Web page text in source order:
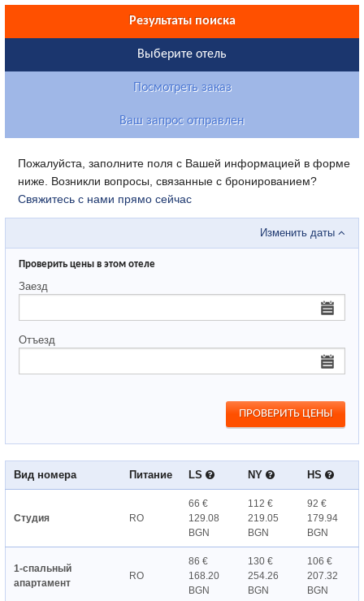
Результаты поиска
Выберите отель
Посмотреть заказ
Ваш запрос отправлен
Пожалуйста, заполните поля с Вашей информацией в форме
ниже. Возникли вопросы, связанные с бронированием?
Свяжитесь с нами прямо сейчас
Изменить даты
Проверить цены в этом отеле
Заезд
Отъезд
Вид номера Питание LS NY HS
Студия RO
66 €
129.08
BGN
112 €
219.05
BGN
92 €
179.94
BGN
1-спальный
апартамент
RO
86 €
168.20
BGN
130 €
254.26
BGN
106 €
207.32
BGN